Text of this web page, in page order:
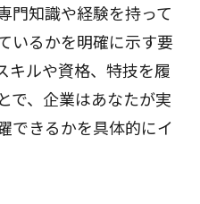
門知識や経験を持って
いるかを明確に示す要
キルや資格、特技を履
で、企業はあなたが実
できるかを具体的にイ